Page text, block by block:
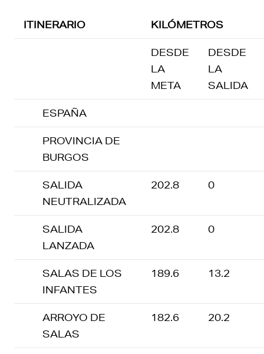
ITINERARIO KILÓMETROS
DESDE
LA
META
DESDE
LA
SALIDA
ESPAÑA
PROVINCIA DE
BURGOS
SALIDA
NEUTRALIZADA
202.8 0
SALIDA
LANZADA
202.8 0
SALAS DE LOS
INFANTES
189.6 13.2
ARROYO DE
SALAS
182.6 20.2